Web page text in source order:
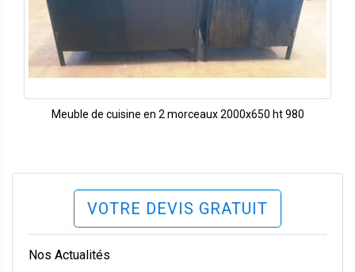
Meuble de cuisine en 2 morceaux 2000x650 ht 980
VOTRE DEVIS GRATUIT
Nos Actualités